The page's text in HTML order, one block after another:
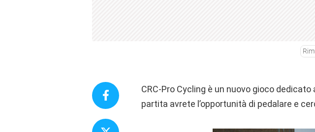
CRC-Pro Cycling è un nuovo gioco
partita avrete l’opportunità di pedalare e